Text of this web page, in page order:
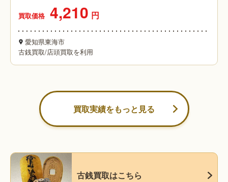
買取価格 4,210 円
愛知県東海市
古銭買取/店頭買取を利用
買取実績をもっと見る
古銭買取はこちら